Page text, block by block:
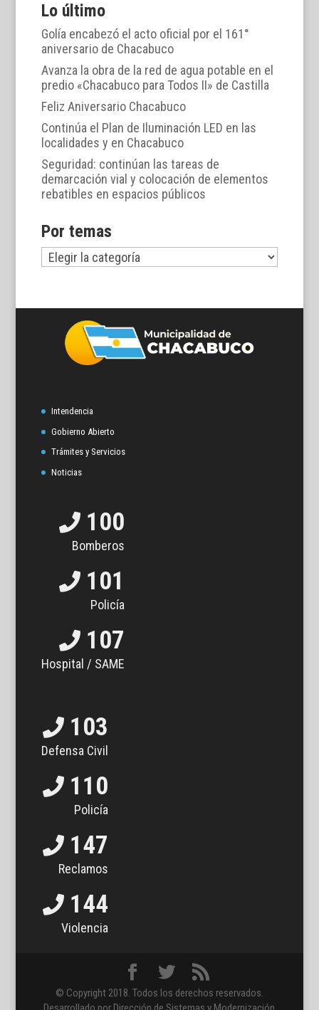
Lo último
Golía encabezó el acto oficial por el 161°
aniversario de Chacabuco
Avanza la obra de la red de agua potable en el
predio «Chacabuco para Todos II» de Castilla
Feliz Aniversario Chacabuco
Continúa el Plan de Iluminación LED en las
localidades y en Chacabuco
Seguridad: continúan las tareas de
demarcación vial y colocación de elementos
rebatibles en espacios públicos
Por temas
Por
temas
Intendencia
Gobierno Abierto
Trámites y Servicios
Noticias
100
Bomberos
101
Policía
107
Hospital / SAME
103
Defensa Civil
110
Policía
147
Reclamos
144
Violencia
© Copyright 2018. Todos los derechos reservados.